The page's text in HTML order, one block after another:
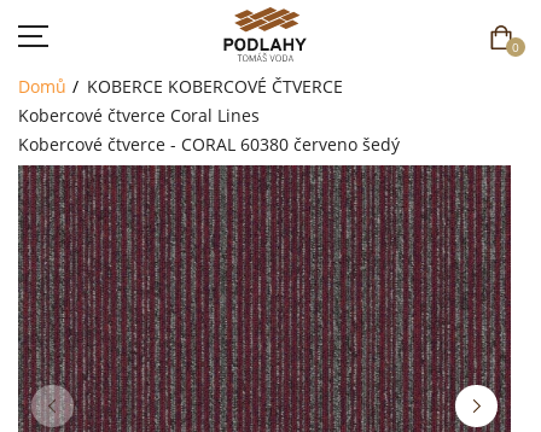
0
DOMŮ
SORTIMENT
AKCE
CENÍK
REFERENCE
Domů KOBERCE KOBERCOVÉ ČTVERCE
Kobercové čtverce Coral Lines
Kobercové čtverce - CORAL 60380 červeno šedý